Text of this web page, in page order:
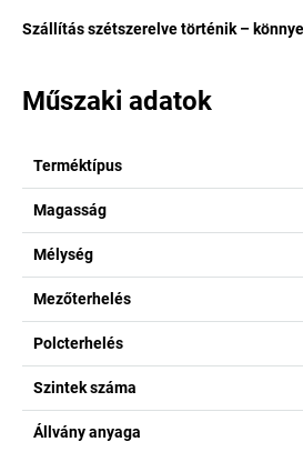
Szállítás szétszerelve történik –
Műszaki adatok
Terméktípus
Magasság
Mélység
Mezőterhelés
Polcterhelés
Szintek száma
Állvány anyaga